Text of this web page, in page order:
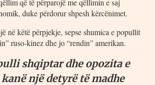
duke përdorur shpesh kërcënimet.
në këtë përpjekje, sepse shumica e popullit
ruso-kinez dhe jo “rendin” amerikan.
shqiptar dhe opozita e
kanë një detyrë të madhe